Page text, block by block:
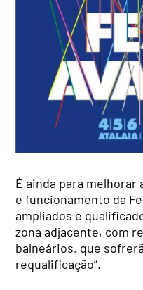
É ainda para
e funcionamento da
ampliados e
zona adjacente, com
balneários, que
requalificação”.